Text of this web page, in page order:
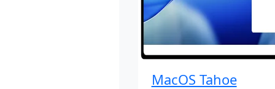
MacOS Tahoe